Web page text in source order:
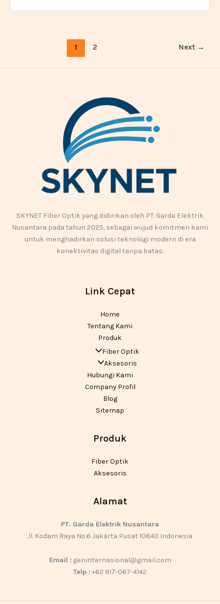
1 2 Next →
SKYNET Fiber Optik yang didirikan oleh PT. Garda Elektrik
Nusantara pada tahun 2025, sebagai wujud komitmen kami
untuk menghadirkan solusi teknologi modern di era
konektivitas digital tanpa batas.
Link Cepat
Home
Tentang Kami
Produk
Fiber Optik
Aksesoris
Hubungi Kami
Company Profil
Blog
Sitemap
Produk
Fiber Optik
Aksesoris
Alamat
PT. Garda Elektrik Nusantara
Jl. Kodam Raya No.6 Jakarta Pusat 10640 Indonesia
Email : geninternasional@gmail.com
Telp : +62 817-067-4142